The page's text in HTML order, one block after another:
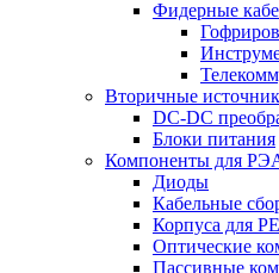
Фидерные
Вторичные
DC-DC
Блоки питания
Компоненты для
Диоды
Кабельные
Корпуса для
Оптические
Пассивные